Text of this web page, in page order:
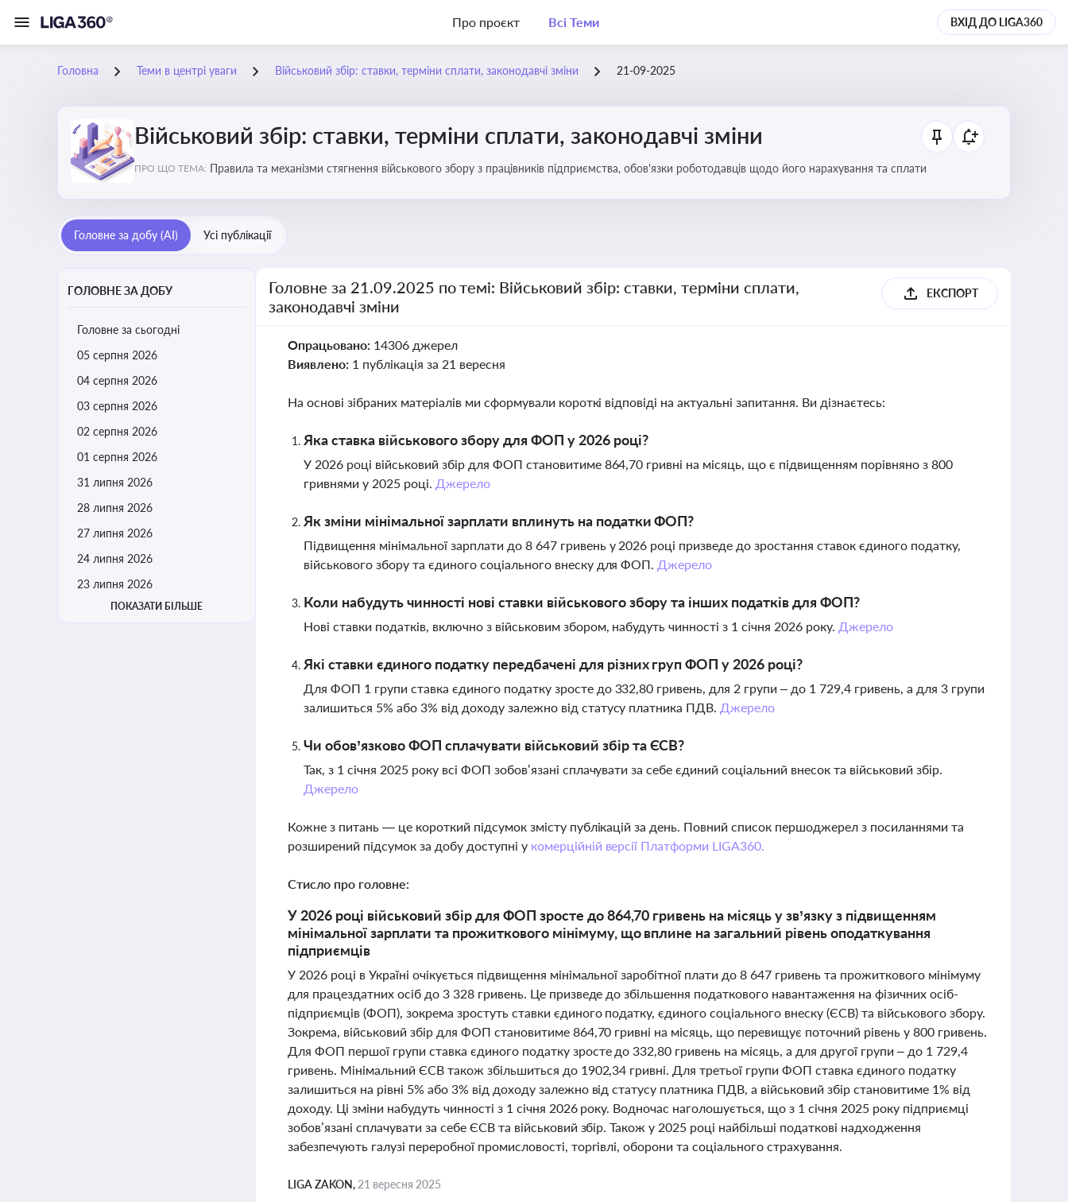
Про проєкт Всі Теми ВХІД ДО LIGA360
Головна Теми в центрі уваги Військовий збір: ставки, терміни сплати, законодавчі зміни 21-09-2025
Військовий збір: ставки, терміни сплати, законодавчі зміни
ПРО ЩО ТЕМА: Правила та механізми стягнення військового збору з працівників підприємства, обов'язки роботодавців щодо його нарахування та сплати
Головне за добу (AI) Усі публікації
ГОЛОВНЕ ЗА ДОБУ
Головне за сьогодні
05 серпня 2026
04 серпня 2026
03 серпня 2026
02 серпня 2026
01 серпня 2026
31 липня 2026
28 липня 2026
27 липня 2026
24 липня 2026
23 липня 2026
ПОКАЗАТИ БІЛЬШЕ
Головне за 21.09.2025 по темі: Військовий збір: ставки, терміни сплати,
законодавчі зміни
ЕКСПОРТ
Опрацьовано: 14306 джерел
Виявлено: 1 публікація за 21 вересня
На основі зібраних матеріалів ми сформували короткі відповіді на актуальні запитання. Ви дізнаєтесь:
Яка ставка військового збору для ФОП у 2026 році?
У 2026 році військовий збір для ФОП становитиме 864,70 гривні на місяць, що є підвищенням порівняно з 800
гривнями у 2025 році. Джерело
Як зміни мінімальної зарплати вплинуть на податки ФОП?
Підвищення мінімальної зарплати до 8 647 гривень у 2026 році призведе до зростання ставок єдиного податку,
військового збору та єдиного соціального внеску для ФОП. Джерело
Коли набудуть чинності нові ставки військового збору та інших податків для ФОП?
Нові ставки податків, включно з військовим збором, набудуть чинності з 1 січня 2026 року. Джерело
Які ставки єдиного податку передбачені для різних груп ФОП у 2026 році?
Для ФОП 1 групи ставка єдиного податку зросте до 332,80 гривень, для 2 групи – до 1 729,4 гривень, а для 3 групи
залишиться 5% або 3% від доходу залежно від статусу платника ПДВ. Джерело
Чи обов’язково ФОП сплачувати військовий збір та ЄСВ?
Так, з 1 січня 2025 року всі ФОП зобов’язані сплачувати за себе єдиний соціальний внесок та військовий збір.
Джерело
Кожне з питань — це короткий підсумок змісту публікацій за день. Повний список першоджерел з посиланнями та
розширений підсумок за добу доступні у комерційній версії Платформи LIGA360.
Стисло про головне:
У 2026 році військовий збір для ФОП зросте до 864,70 гривень на місяць у зв’язку з підвищенням
мінімальної зарплати та прожиткового мінімуму, що вплине на загальний рівень оподаткування
підприємців
У 2026 році в Україні очікується підвищення мінімальної заробітної плати до 8 647 гривень та прожиткового мінімуму
для працездатних осіб до 3 328 гривень. Це призведе до збільшення податкового навантаження на фізичних осіб-
підприємців (ФОП), зокрема зростуть ставки єдиного податку, єдиного соціального внеску (ЄСВ) та військового збору.
Зокрема, військовий збір для ФОП становитиме 864,70 гривні на місяць, що перевищує поточний рівень у 800 гривень.
Для ФОП першої групи ставка єдиного податку зросте до 332,80 гривень на місяць, а для другої групи – до 1 729,4
гривень. Мінімальний ЄСВ також збільшиться до 1902,34 гривні. Для третьої групи ФОП ставка єдиного податку
залишиться на рівні 5% або 3% від доходу залежно від статусу платника ПДВ, а військовий збір становитиме 1% від
доходу. Ці зміни набудуть чинності з 1 січня 2026 року. Водночас наголошується, що з 1 січня 2025 року підприємці
зобов’язані сплачувати за себе ЄСВ та військовий збір. Також у 2025 році найбільші податкові надходження
забезпечують галузі переробної промисловості, торгівлі, оборони та соціального страхування.
LIGA ZAKON, 21 вересня 2025